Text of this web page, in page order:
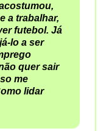
a trabalhar,
futebol. Já
lo a ser
quer sair
me
lidar